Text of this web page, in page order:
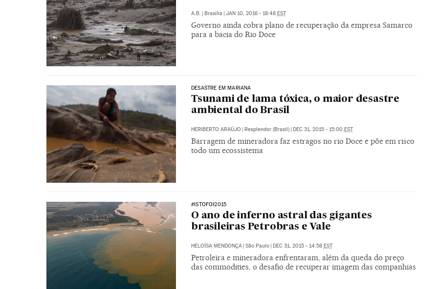
A.B. | Brasília | JAN 10, 2016 - 18:48 EST
Governo ainda cobra plano de recuperação da empresa Samarco
para a bacia do Rio Doce
DESASTRE EM MARIANA
Tsunami de lama tóxica, o maior desastre
ambiental do Brasil
HERIBERTO ARAÚJO Resplendor (Brasil) DEC 31, 2015 - 15:00 EST
Barragem de mineradora faz estragos no rio Doce e põe em risco
todo um ecossistema
#ISTOFOI2015
O ano de inferno astral das gigantes
brasileiras Petrobras e Vale
HELOÍSA MENDONÇA | São Paulo | DEC 31, 2015 - 14:58 EST
Petroleira e mineradora enfrentaram, além da queda do preço
das commodities, o desafio de recuperar imagem das companhias